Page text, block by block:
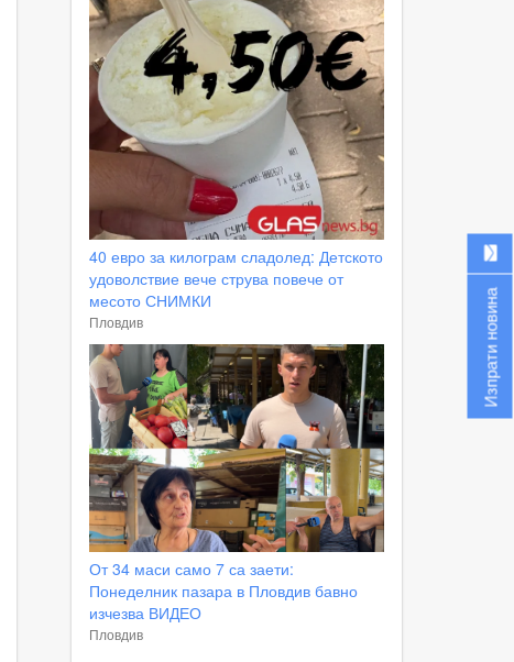
40 евро за килограм сладолед: Детското
удоволствие вече струва повече от
месото СНИМКИ
Пловдив
От 34 маси само 7 са заети:
Понеделник пазара в Пловдив бавно
изчезва ВИДЕО
Пловдив
Изпрати новина